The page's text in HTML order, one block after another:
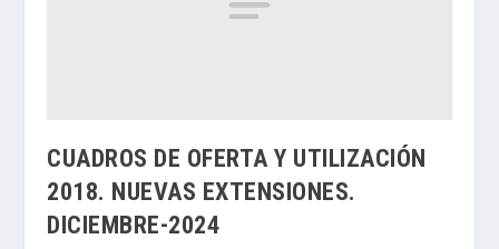
CUADROS DE OFERTA Y UTILIZACIÓN
2018. NUEVAS EXTENSIONES.
DICIEMBRE-2024